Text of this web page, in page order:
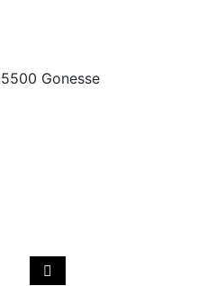
Gonesse